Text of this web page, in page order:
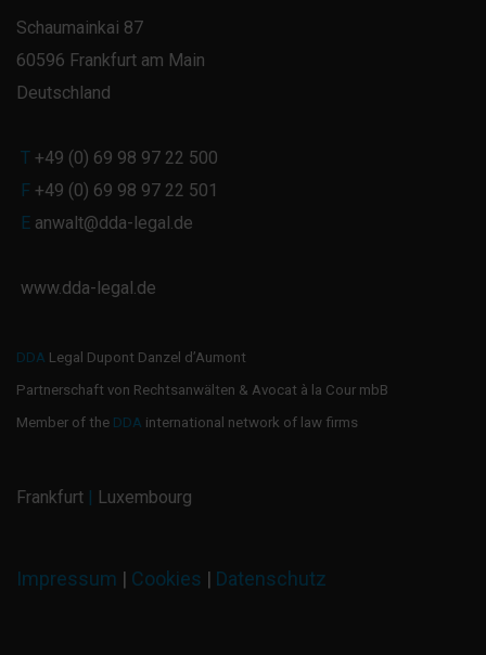
Schaumainkai 87
60596 Frankfurt am Main
Deutschland
T +49 (0) 69 98 97 22 500
F +49 (0) 69 98 97 22 501
E anwalt@dda-legal.de
www.dda-legal.de
DDA Legal Dupont Danzel d’Aumont
Partnerschaft von Rechtsanwälten & Avocat à la Cour mbB
Member of the DDA international network of law firms
Frankfurt | Luxembourg
Impressum | Cookies | Datenschutz